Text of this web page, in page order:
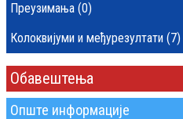
Опште информације
Преузимања (0)
Колоквијуми и међурезултати (7)
Обавештења